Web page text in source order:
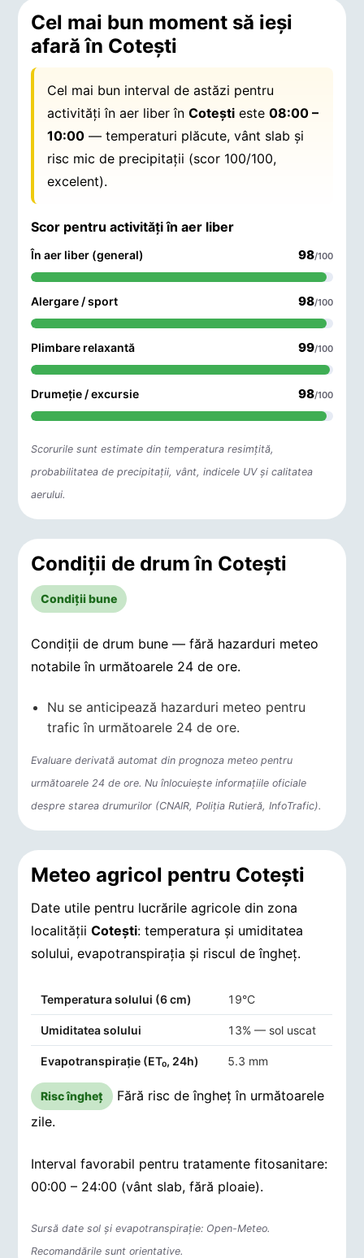
Cel mai bun moment să ieși
afară în Coteşti
Cel mai bun interval de astăzi pentru
activități în aer liber înCoteşti este08:00 –
10:00 — temperaturi plăcute, vânt slab și
risc mic de precipitații (scor 100/100,
excelent).
Scor pentru activități în aer liber
În aer liber (general) 98/100
Alergare / sport 98/100
Plimbare relaxantă 99/100
Drumeție / excursie 98/100
Scorurile sunt estimate din temperatura resimțită,
probabilitatea de precipitații, vânt, indicele UV și calitatea
aerului.
Condiții de drum în Coteşti
Condiții bune
Condiții de drum bune — fără hazarduri meteo
notabile în următoarele 24 de ore.
Nu se anticipează hazarduri meteo pentru
trafic în următoarele 24 de ore.
Evaluare derivată automat din prognoza meteo pentru
următoarele 24 de ore. Nu înlocuiește informațiile oficiale
despre starea drumurilor (CNAIR, Poliția Rutieră, InfoTrafic).
Meteo agricol pentru Coteşti
Date utile pentru lucrările agricole din zona
localitățiiCoteşti: temperatura și umiditatea
solului, evapotranspirația și riscul de îngheț.
Temperatura solului (6 cm) 19°C
Umiditatea solului 13% — sol uscat
Evapotranspirație (ET₀, 24h) 5.3 mm
Risc îngheț
Fără risc de îngheț în următoarele
zile.
Interval favorabil pentru tratamente fitosanitare:
00:00 – 24:00 (vânt slab, fără ploaie).
Sursă date sol și evapotranspirație: Open-Meteo.
Recomandările sunt orientative.